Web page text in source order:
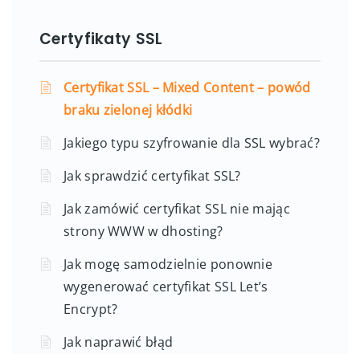
Certyfikaty SSL
Certyfikat SSL – Mixed Content – powód
braku zielonej kłódki
Jakiego typu szyfrowanie dla SSL wybrać?
Jak sprawdzić certyfikat SSL?
Jak zamówić certyfikat SSL nie mając
strony WWW w dhosting?
Jak mogę samodzielnie ponownie
wygenerować certyfikat SSL Let’s
Encrypt?
Jak naprawić błąd